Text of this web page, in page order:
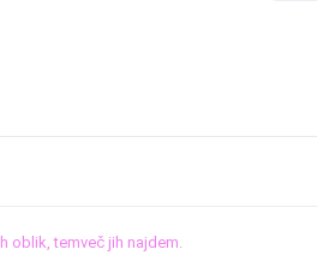
oblik, temveč jih najdem.